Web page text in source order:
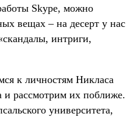
Skype, можно
вещах – на десерт у нас
интриги,
к личностям Никласа
рассмотрим их поближе.
университета,